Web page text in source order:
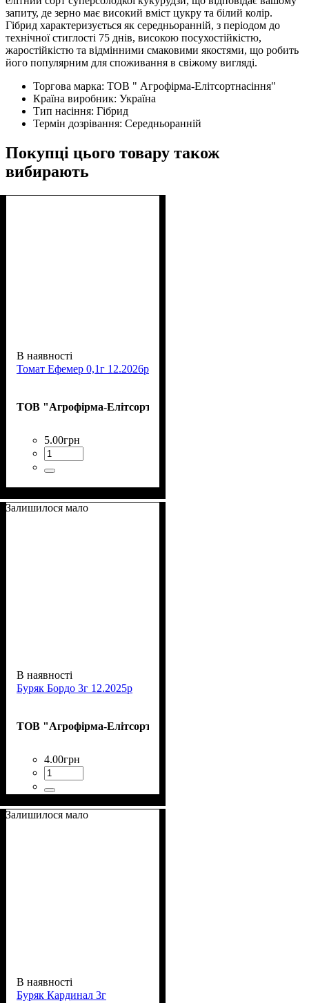
запиту, де зерно має високий вміст цукру та білий колір.
Гібрид характеризується як середньоранній, з періодом до
технічної стиглості 75 днів, високою посухостійкістю,
жаростійкістю та відмінними смаковими якостями, що робить
його популярним для споживання в свіжому вигляді.
Торгова марка: ТОВ " Агрофірма-Елітсортнасіння"
Країна виробник: Україна
Тип насіння: Гібрид
Термін дозрівання: Середньоранній
Покупці цього товару також
вибирають
В наявності
Томат Ефемер 0,1г 12.2026р
ТОВ "Агрофірма-Елітсортнасіння"
5.00грн
Залишилося мало
В наявності
Буряк Бордо 3г 12.2025р
ТОВ "Агрофірма-Елітсортнасіння"
4.00грн
Залишилося мало
В наявності
Буряк Кардинал 3г